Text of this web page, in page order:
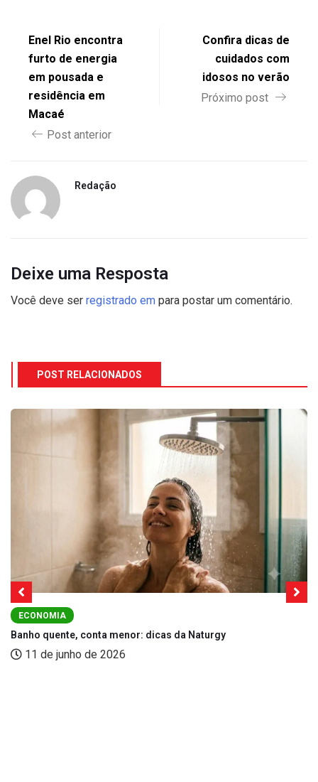
Enel Rio encontra
furto de energia
em pousada e
residência em
Macaé
Post anterior
Confira dicas de
cuidados com
idosos no verão
Próximo post
Redação
Deixe uma Resposta
Você deve ser registrado em para postar um comentário.
POST RELACIONADOS
ECONOMIA
Banho quente, conta menor: dicas da Naturgy
11 de junho de 2026